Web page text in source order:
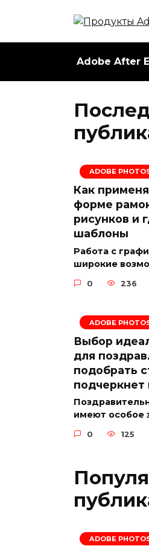
Adobe After
ADOBE
Как
форме
рисунков и
шаблоны
Работа с
широкие
0 236
ADOBE
Выбор
для
подобрать
имеют особое
0 125
ADOBE